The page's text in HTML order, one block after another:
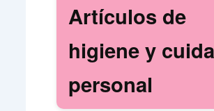
Artículos de
higiene y
personal